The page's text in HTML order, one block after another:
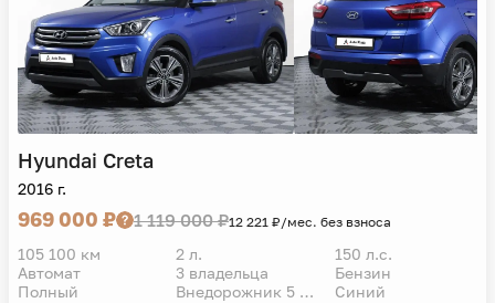
Hyundai Creta
2016 г.
969 000 ₽ 1 119 000 ₽12 221 ₽/мес. без взноса
105 100 км 2 л.
150 л.с.
Автомат
3 владельца
Бензин
Полный
Внедорожник 5 дв. Синий